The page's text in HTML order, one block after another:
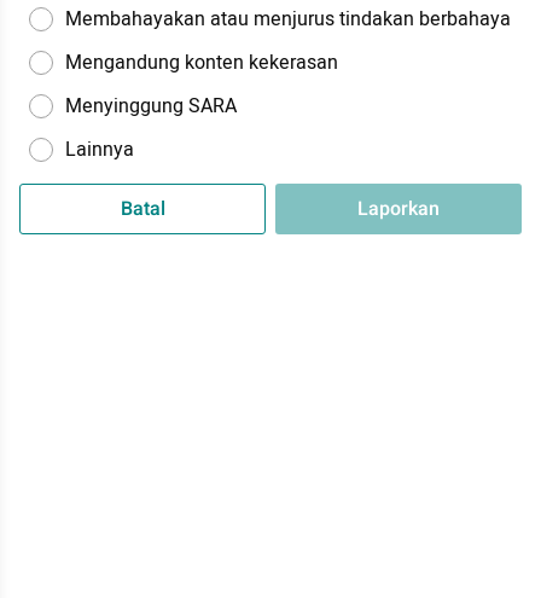
Membahayakan atau menjurus tindakan berbahaya
Mengandung konten kekerasan
Menyinggung SARA
Lainnya
Batal Laporkan